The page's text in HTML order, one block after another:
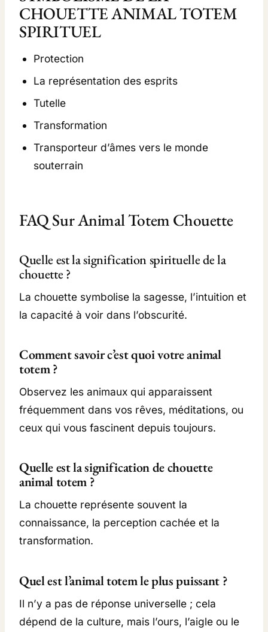
CHOUETTE ANIMAL TOTEM
SPIRITUEL
Protection
La représentation des esprits
Tutelle
Transformation
Transporteur d’âmes vers le monde
souterrain
FAQ Sur Animal Totem Chouette
Quelle est la signification spirituelle de la
chouette ?
La chouette symbolise la sagesse, l’intuition et
la capacité à voir dans l’obscurité.
Comment savoir c’est quoi votre animal
totem ?
Observez les animaux qui apparaissent
fréquemment dans vos rêves, méditations, ou
ceux qui vous fascinent depuis toujours.
Quelle est la signification de chouette
animal totem ?
La chouette représente souvent la
connaissance, la perception cachée et la
transformation.
Quel est l’animal totem le plus puissant ?
Il n’y a pas de réponse universelle ; cela
dépend de la culture, mais l’ours, l’aigle ou le